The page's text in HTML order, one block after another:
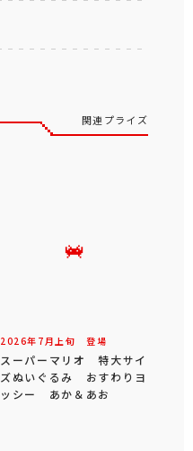
関連プライズ
2026年 7 月 上旬 登場
スーパーマリオ 特大サイ
ズぬいぐるみ おすわりヨ
ッシー あか＆あお